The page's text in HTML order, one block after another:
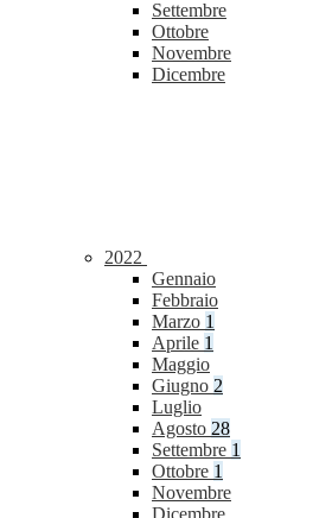
Settembre
Ottobre
Novembre
Dicembre
2022
Gennaio
Febbraio
Marzo 1
Aprile 1
Maggio
Giugno 2
Luglio
Agosto 28
Settembre 1
Ottobre 1
Novembre